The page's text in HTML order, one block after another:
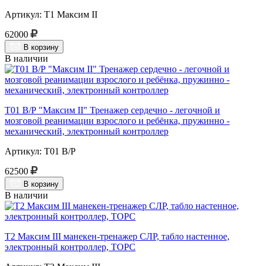
Артикул: Т1 Максим II
62000
В корзину
В наличии
Т01 В/Р "Максим II" Тренажер сердечно - легочной и
мозговой реанимации взрослого и ребёнка, пружинно -
механический, электронный контроллер
Артикул: Т01 В/Р
62500
В корзину
В наличии
Т2 Максим III манекен-тренажер СЛР, табло настенное,
электронный контроллер, ТОРС